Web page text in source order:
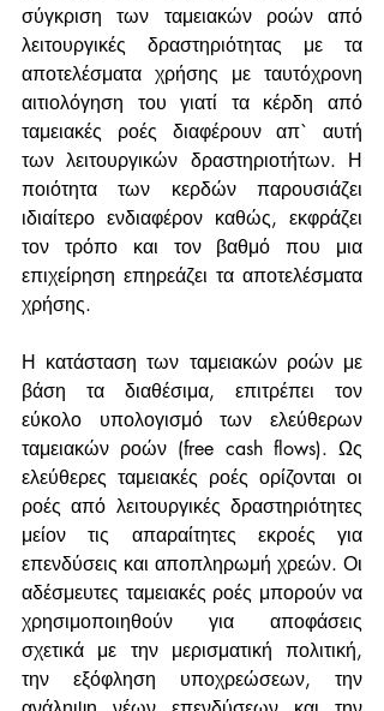
σύγκριση των ταμειακών ροών από
λειτουργικές δραστηριότητας με τα
αποτελέσματα χρήσης με ταυτόχρονη
αιτιολόγηση του γιατί τα κέρδη από
ταμειακές ροές διαφέρουν απ` αυτή
των λειτουργικών δραστηριοτήτων. Η
ποιότητα των κερδών παρουσιάζει
ιδιαίτερο ενδιαφέρον καθώς, εκφράζει
τον τρόπο και τον βαθμό που μια
επιχείρηση επηρεάζει τα αποτελέσματα
χρήσης.
Η κατάσταση των ταμειακών ροών με
βάση τα διαθέσιμα, επιτρέπει τον
εύκολο υπολογισμό των ελεύθερων
ταμειακών ροών (free cash flows). Ως
ελεύθερες ταμειακές ροές ορίζονται οι
ροές από λειτουργικές δραστηριότητες
μείον τις απαραίτητες εκροές για
επενδύσεις και αποπληρωμή χρεών. Οι
αδέσμευτες ταμειακές ροές μπορούν να
χρησιμοποιηθούν για αποφάσεις
σχετικά με την μερισματική πολιτική,
την εξόφληση υποχρεώσεων, την